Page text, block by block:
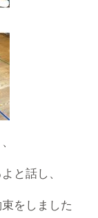
と話し、
をしました